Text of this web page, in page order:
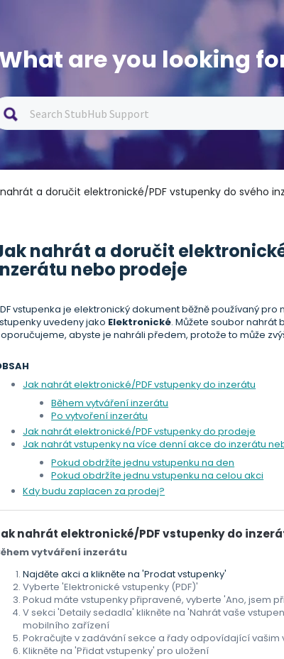
are you looking
a doručit elektronické/PDF vstupenky do svého
nahrát a doručit
nebo prodeje
vstupenka je elektronický dokument běžně používaný
uvedeny jako Elektronické. Můžete soubor nahrát
abyste je nahráli předem, protože to může
Jak nahrát elektronické/PDF vstupenky do inzerátu
Během vytváření inzerátu
Po vytvoření inzerátu
Jak nahrát elektronické/PDF vstupenky do prodeje
Jak nahrát vstupenky na více denní akce do inzerátu
Pokud obdržíte jednu vstupenku na den
Pokud obdržíte jednu vstupenku na celou akci
Kdy budu zaplacen za prodej?
nahrát elektronické/PDF vstupenky do
vytváření inzerátu
Najděte akci a klikněte na 'Prodat vstupenky'
Vyberte 'Elektronické vstupenky (PDF)'
Pokud máte vstupenky připravené, vyberte 'Ano, jsem
V sekci 'Detaily sedadla' klikněte na 'Nahrát vaše
mobilního zařízení
Pokračujte v zadávání sekce a řady odpovídající vašim
Klikněte na 'Přidat vstupenky' pro uložení